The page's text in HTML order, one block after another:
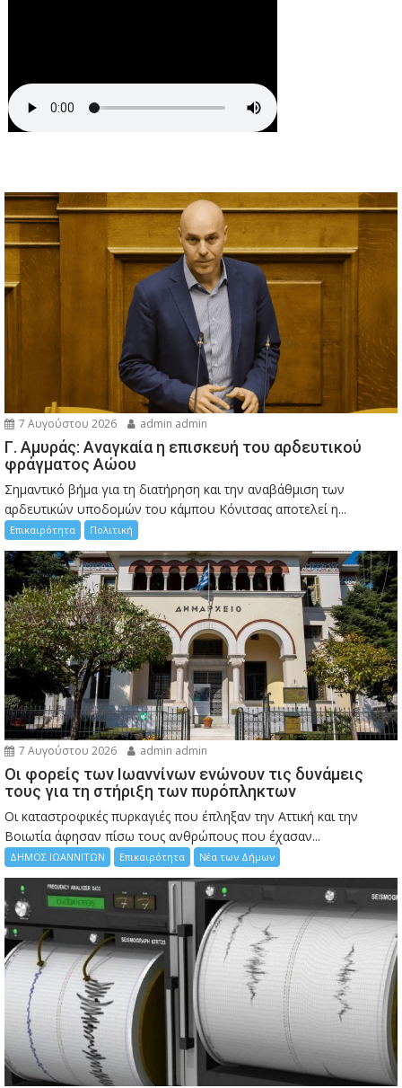
7 Αυγούστου 2026 admin admin
Γ. Αμυράς: Αναγκαία η επισκευή του αρδευτικού
φράγματος Αώου
Σημαντικό βήμα για τη διατήρηση και την αναβάθμιση των
αρδευτικών υποδομών του κάμπου Κόνιτσας αποτελεί η...
Επικαιρότητα Πολιτική
7 Αυγούστου 2026 admin admin
Οι φορείς των Ιωαννίνων ενώνουν τις δυνάμεις
τους για τη στήριξη των πυρόπληκτων
Οι καταστροφικές πυρκαγιές που έπληξαν την Αττική και την
Bοιωτία άφησαν πίσω τους ανθρώπους που έχασαν...
ΔΗΜΟΣ ΙΩΑΝΝΙΤΩΝ Επικαιρότητα Νέα των Δήμων